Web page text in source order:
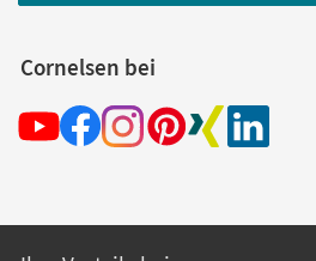
Cornelsen bei